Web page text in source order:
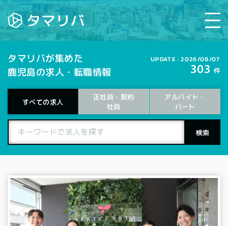
タマリバが集めた
鹿児島の求人・転職情報
UPDATE : 2026/08/07
303 件
すべての求人 正社員・契約
社員
アルバイト・
パート